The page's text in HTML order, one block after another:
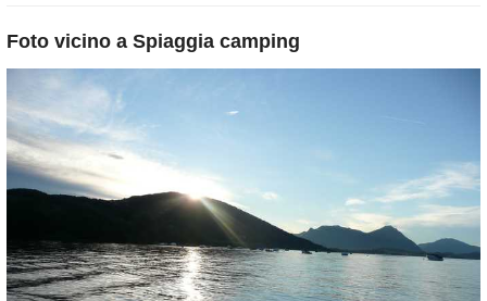
Foto vicino a Spiaggia camping